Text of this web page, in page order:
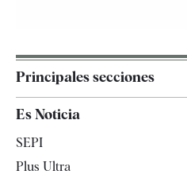
Principales secciones
España
Es Noticia
SEPI
Plus Ultra